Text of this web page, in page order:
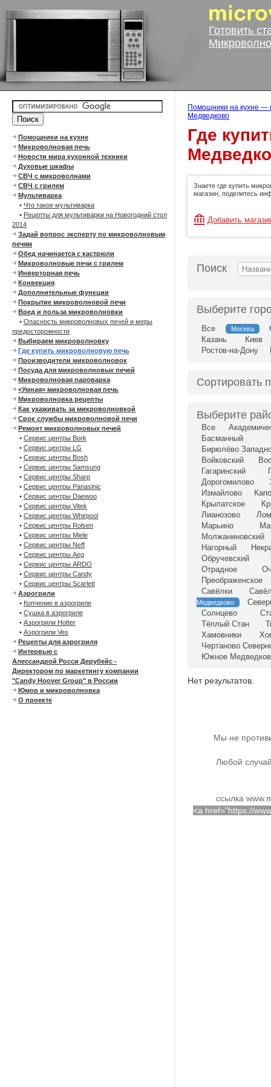
Готовить
Помощники на кухне
Микроволновая печь
Новости мира кухонной техники
Духовые шкафы
СВЧ с микроволнами
СВЧ с грилем
Мультиварка
• Что такое мультиварка
• Рецепты для мультиварки на Новогодний стол
2014
Задай вопрос эксперту по микроволновым
печям
Обед начинается с кастрюли
Микроволновые печи с грилем
Инверторная печь
Конвекция
Дополнительные функции
Покрытие микроволновой печи
Вред и польза микроволновки
• Опасность микроволновых печей и меры
предосторожности
Выбираем микроволновку
Где купить микроволновую печь
Производители микроволновок
Посуда для микроволновых печей
Микроволновая пароварка
«Умная» микроволновая печь
Микроволновка рецепты
Как ухаживать за микроволновкой
Срок службы микроволновой печи
Ремонт микроволновых печей
• Сервис центры Bork
• Сервис центры LG
• Сервис центры Bosh
• Сервис центры Samsung
• Сервис центры Sharp
• Сервис центры Panasinic
• Сервис центры Daewoo
• Сервис центры Vitek
• Сервис центры Whirpool
• Сервис центры Rolsen
• Сервис центры Miele
• Сервис центры Neff
• Сервис центры Aeg
• Сервис центры ARDO
• Сервис центры Candy
• Сервис центры Scarlett
Аэрогрили
• Копчение в аэрогриле
• Сушка в аэрогриле
• Аэрогрили Hotter
• Аэрогрили Ves
Рецепты для аэрогриля
Интервью с
Алессандрой Росси Дерубейс -
Директором по маркетингу компании
"Candy Hoover Group" в России
Юмор и микроволновка
О проекте
Помощники на кухне —
Медведково
Где
Знаете где купить
магазин, поделитесь
Добавить
Поиск
Выберите
Все Москва
Казань
Киев
Ростов-на-Дону
Сортировать
Выберите
Все
Басманный
Бирюлёво
Войковский
Гагаринский
Дорогомилово
Измайлово
Крылатское
Лианозово
Марьино
Молжаниновский
Нагорный
Обручевский
Отрадное
Преображенское
Савёлки
Медведково
Солнцево
Тёплый Стан
Хамовники
Чертаново
Южное
Нет результатов.
Мы не
Любой
ссылка
<a href="https://